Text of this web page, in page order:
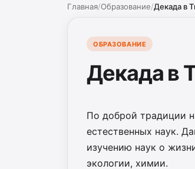
Главная/Образование/Декада в
ОБРАЗОВАНИЕ
Декада в
По доброй традиции
естественных наук.
изучению наук о
экологии, химии.